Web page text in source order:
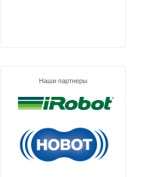
Наши партнеры